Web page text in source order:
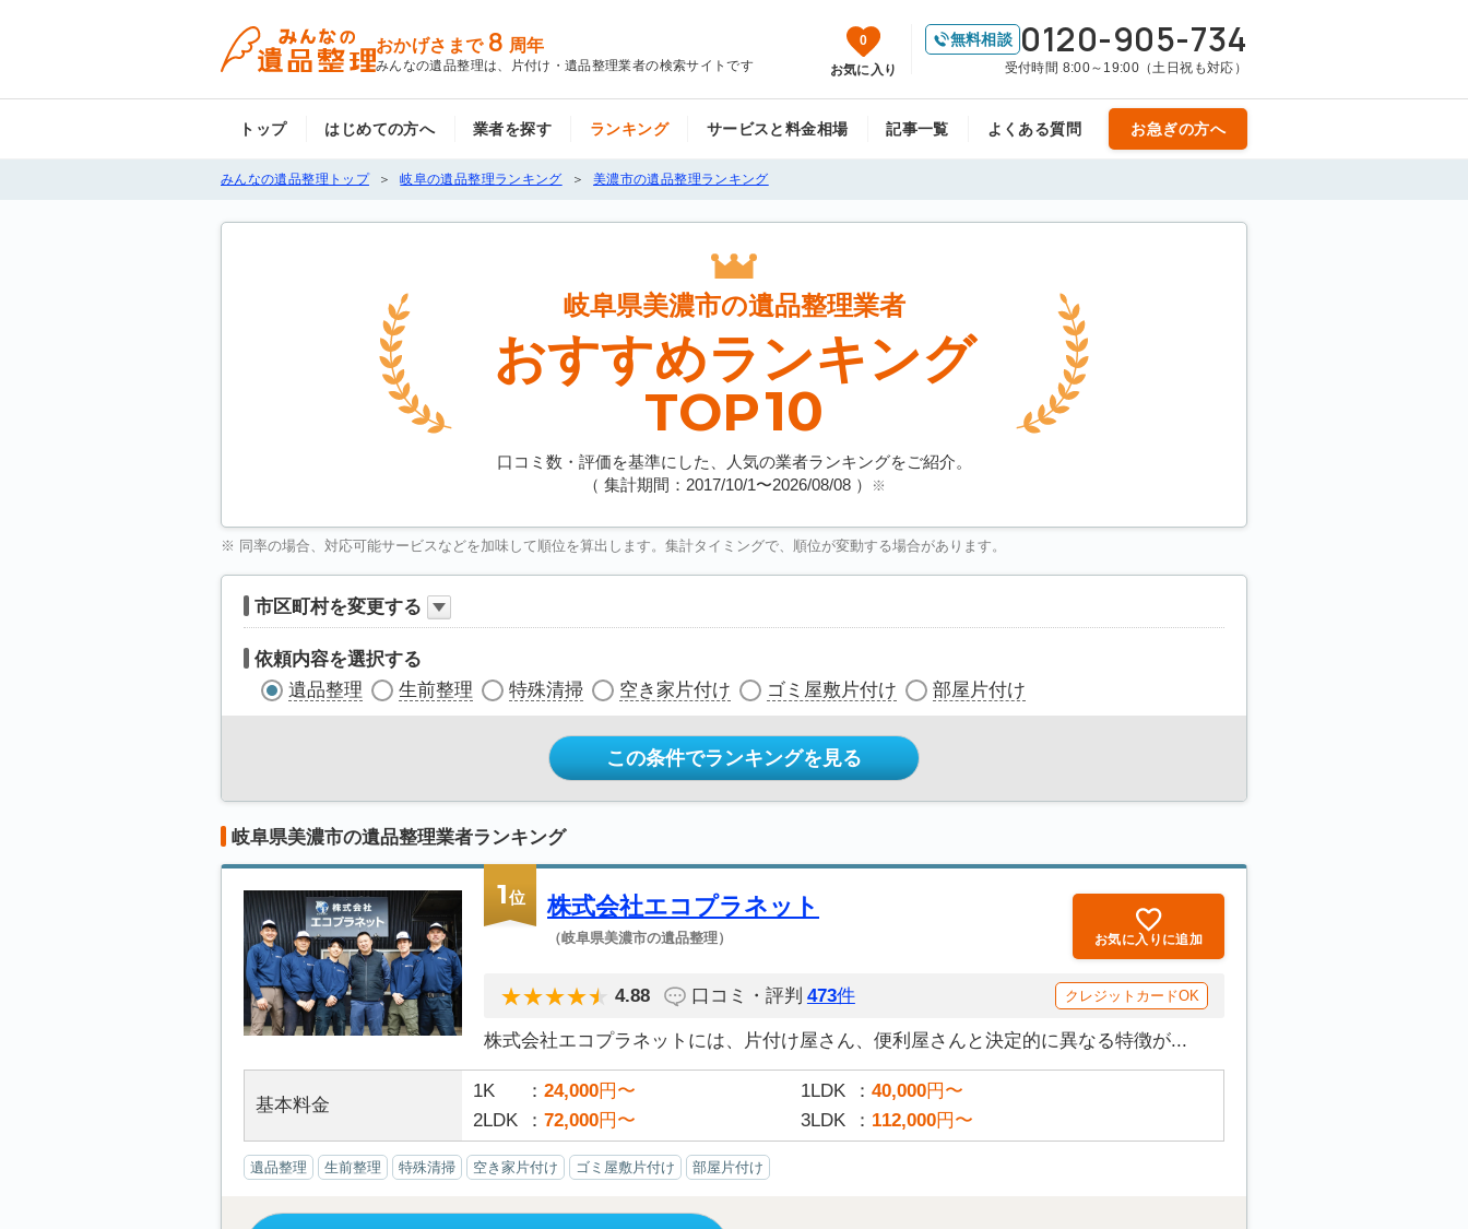
おかげさまで 8 周年
みんなの遺品整理は、片付け・遺品整理業者の検索サイトです
0
お気に入り
無料相談 0120-905-734
受付時間 8:00～19:00（土日祝も対応）
トップ はじめての方へ 業者を探す ランキング サービスと料金相場 記事一覧 よくある質問 お急ぎの方へ
みんなの遺品整理トップ 岐阜の遺品整理ランキング 美濃市の遺品整理ランキング
岐阜県美濃市の遺品整理業者
おすすめランキング
TOP10
口コミ数・評価を基準にした、人気の業者ランキングをご紹介。
（ 集計期間：2017/10/1〜2026/08/08） ※
※ 同率の場合、対応可能サービスなどを加味して順位を算出します。集計タイミングで、順位が変動する場合があります。
市区町村を変更する
依頼内容を選択する
遺品整理
生前整理 特殊清掃 空き家片付け ゴミ屋敷片付け 部屋片付け
この条件でランキングを見る
岐阜県美濃市の遺品整理業者ランキング
1位 株式会社エコプラネット
（岐阜県美濃市の遺品整理） お気に入りに追加
4.88 口コミ・評判 473件 クレジットカードOK
株式会社エコプラネットには、片付け屋さん、便利屋さんと決定的に異なる特徴が...
基本料金
1K 24,000円〜 1LDK 40,000円〜
2LDK
72,000円〜 3LDK 112,000円〜
遺品整理 生前整理 特殊清掃 空き家片付け ゴミ屋敷片付け 部屋片付け